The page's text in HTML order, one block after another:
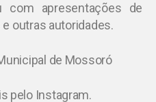
apresentações de
outras autoridades.
de Mossoró
pelo Instagram.